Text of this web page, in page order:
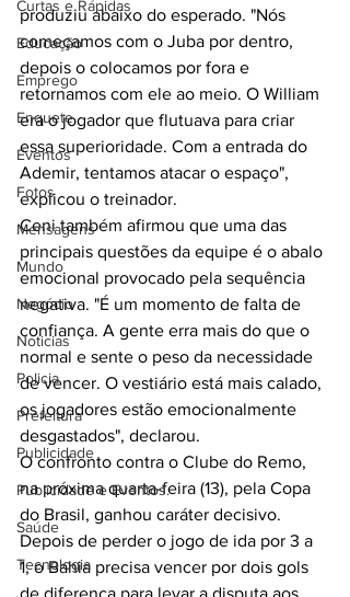
Curtas e Rápidas
Educação
Emprego
Enquete
Eventos
Fotos
Mensagens
Mundo
Negócio
Noticias
Policia
Prefeitura
Publicidade
Publicidade e Eventos.
Saúde
Tecnologia
produziu abaixo do esperado. "Nós
começamos com o Juba por dentro,
depois o colocamos por fora e
retornamos com ele ao meio. O William
era o jogador que flutuava para criar
essa superioridade. Com a entrada do
Ademir, tentamos atacar o espaço",
explicou o treinador.
Ceni também afirmou que uma das
principais questões da equipe é o abalo
emocional provocado pela sequência
negativa. "É um momento de falta de
confiança. A gente erra mais do que o
normal e sente o peso da necessidade
de vencer. O vestiário está mais calado,
os jogadores estão emocionalmente
desgastados", declarou.
O confronto contra o Clube do Remo,
na próxima quarta-feira (13), pela Copa
do Brasil, ganhou caráter decisivo.
Depois de perder o jogo de ida por 3 a
1, o Bahia precisa vencer por dois gols
de diferença para levar a disputa aos